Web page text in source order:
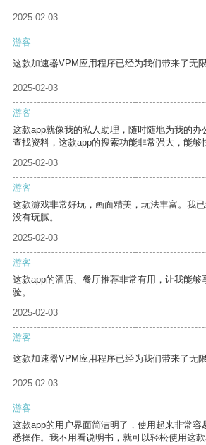
2025-02-03
游客
这款加速器VPM应用程序已经为我们带来了无
2025-02-03
游客
这款app就像我的私人助理，随时随地为我的办
查找资料，这款app的搜索功能非常强大，能够
2025-02-03
游客
这款游戏非常好玩，画面精美，玩法丰富。我
没有玩腻。
2025-02-03
游客
这款app的酒店、餐厅推荐非常有用，让我能够
验。
2025-02-03
游客
这款加速器VPM应用程序已经为我们带来了无限
2025-02-03
游客
这款app的用户界面简洁明了，使用起来非常容
悉操作。我不用看说明书，就可以轻松使用这款